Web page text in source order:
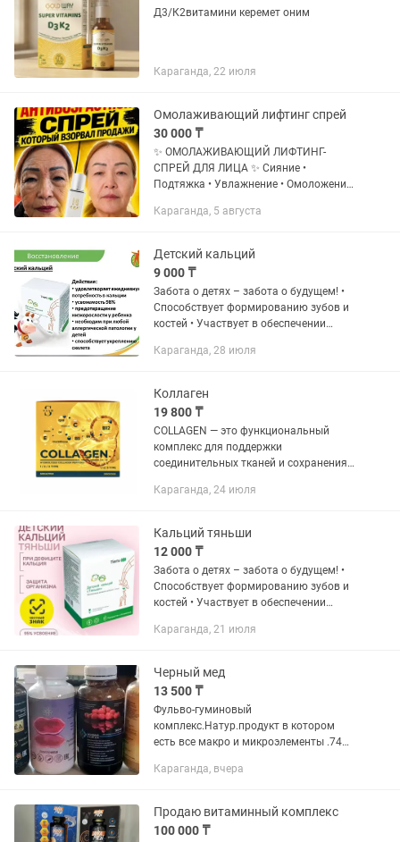
Д3/К2витамини керемет оним
Караганда, 22 июля
Омолаживающий лифтинг спрей
30 000 ₸
✨ ОМОЛАЖИВАЮЩИЙ ЛИФТИНГ-
СПРЕЙ ДЛЯ ЛИЦА ✨ Сияние •
Подтяжка • Увлажнение • Омоложение
свежее и ухоженнее уже через
омолаживающий...
Караганда, 5 августа
Детский кальций
9 000 ₸
Забота о детях – забота о будущем! •
Способствует формированию зубов и
костей • Участвует в обеспечении
возникновению рахита • Предупредить
Караганда, 28 июля
Коллаген
19 800 ₸
COLLAGEN — это функциональный
комплекс для поддержки
соединительных тканей и сохранения
высокую дозировку гидролизованных
порции) с...
Караганда, 24 июля
Кальций тяньши
12 000 ₸
Забота о детях – забота о будущем! •
Способствует формированию зубов и
костей • Участвует в обеспечении
возникновению рахита • Предупредить
Караганда, 21 июля
Черный мед
13 500 ₸
Фульво-гуминовый
комплекс.Натур.продукт в котором
есть все макро и микроэлементы .74
аминокислот.
Караганда, вчера
Продаю витаминный комплекс
100 000 ₸